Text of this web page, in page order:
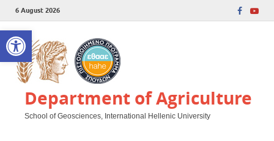
Open toolbar
6 August 2026
Department of Agriculture
School of Geosciences, International Hellenic University